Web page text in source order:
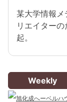
某大学情報
リエイター
起。
Weekly